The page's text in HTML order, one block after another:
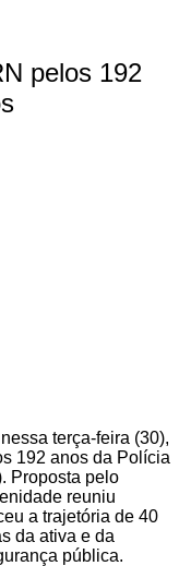
pelos 192
terça-feira (30),
192 anos da Polícia
Proposta pelo
reuniu
a trajetória de 40
da ativa e da
pública.